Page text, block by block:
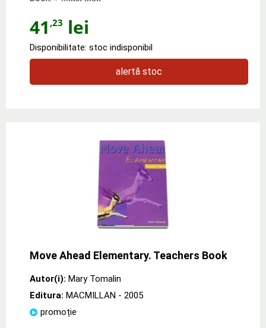
41 ,23 lei
Disponibilitate: stoc indisponibil
alertă stoc
Move Ahead Elementary. Teachers Book
Autor(i): Mary Tomalin
Editura: MACMILLAN - 2005
promoție